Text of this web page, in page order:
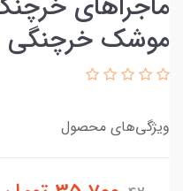
موشک خرچنگی
ویژگی‌های محصول